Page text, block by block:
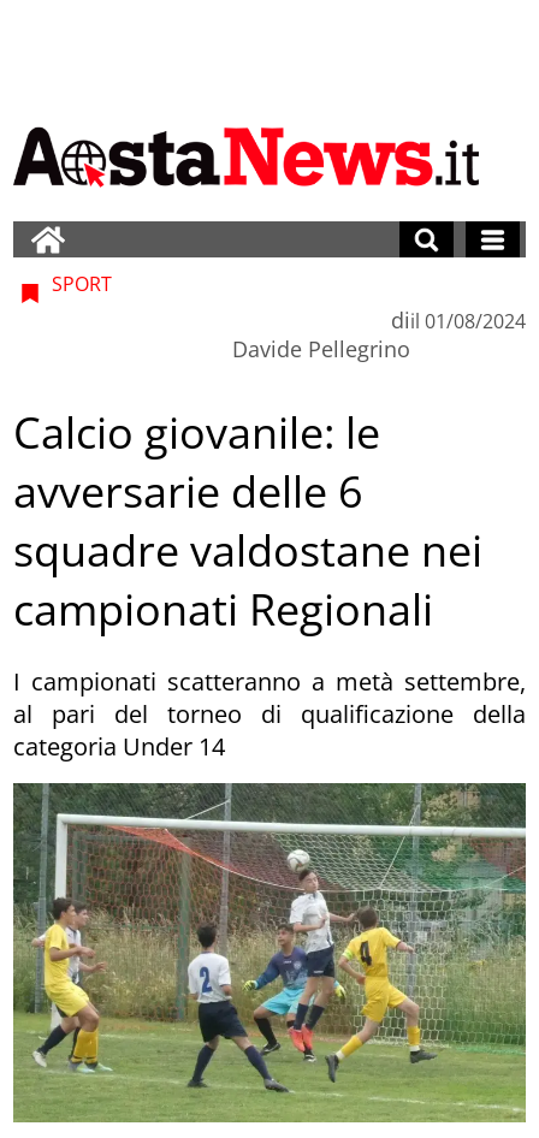
SPORT
di
Davide Pellegrino
il 01/08/2024
Calcio giovanile: le
avversarie delle 6
squadre valdostane nei
campionati Regionali
I campionati scatteranno a metà settembre,
al pari del torneo di qualificazione della
categoria Under 14